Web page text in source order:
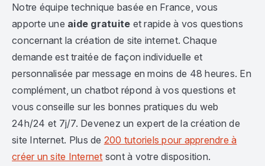
Notre équipe technique basée en France, vous
apporte une aide gratuite et rapide à vos questions
concernant la création de site internet. Chaque
demande est traitée de façon individuelle et
personnalisée par message en moins de 48 heures. En
complément, un chatbot répond à vos questions et
vous conseille sur les bonnes pratiques du web
24h/24 et 7j/7. Devenez un expert de la création de
site Internet. Plus de 200 tutoriels pour apprendre à
créer un site Internet sont à votre disposition.